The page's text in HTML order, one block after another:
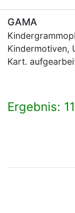
GAMA
Kindermotiven,
Kart.
Ergebnis: